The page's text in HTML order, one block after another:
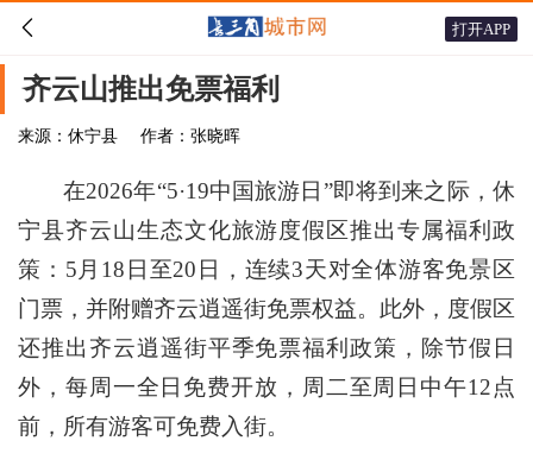
 打开APP
齐云山推出免票福利
来源：休宁县 作者：张晓晖
在2026年“5·19中国旅游日”即将到来之际，休
宁县齐云山生态文化旅游度假区推出专属福利政
策：5月18日至20日，连续3天对全体游客免景区
门票，并附赠齐云逍遥街免票权益。此外，度假区
还推出齐云逍遥街平季免票福利政策，除节假日
外，每周一全日免费开放，周二至周日中午12点
前，所有游客可免费入街。